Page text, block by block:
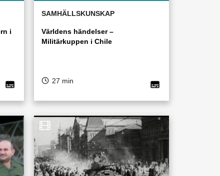
i
SAMHÄLLSKUNSKAP
Världens händelser –
Militärkuppen i Chile
27 min